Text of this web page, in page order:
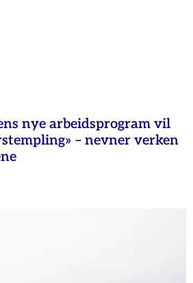
nye arbeidsprogram vil
– nevner verken